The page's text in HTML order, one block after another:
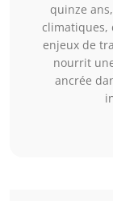
quinze
climatiques,
enjeux de
nourrit
ancrée